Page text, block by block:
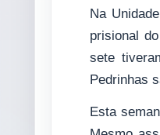
Na
prisional
sete
Pedrinhas
Esta